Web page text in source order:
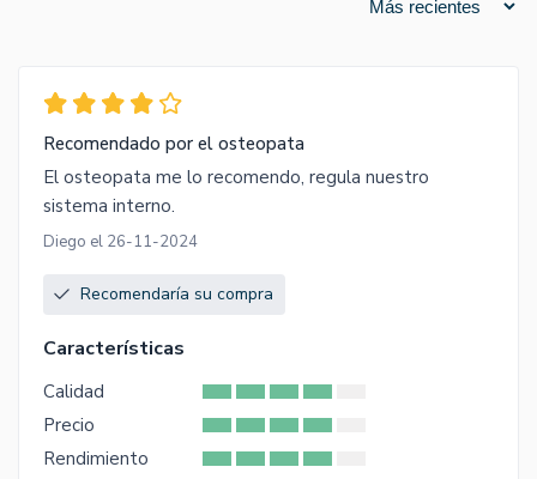
Recomendado por el osteopata
El osteopata me lo recomendo, regula nuestro
sistema interno.
Diego el 26-11-2024
Recomendaría su compra
Características
Calidad
Precio
Rendimiento